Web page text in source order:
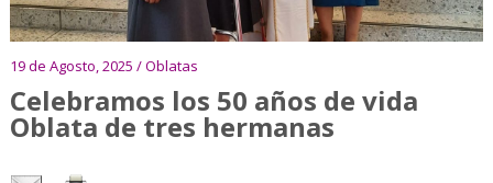
19 de Agosto, 2025 / Oblatas
Celebramos los 50 años de vida
Oblata de tres hermanas